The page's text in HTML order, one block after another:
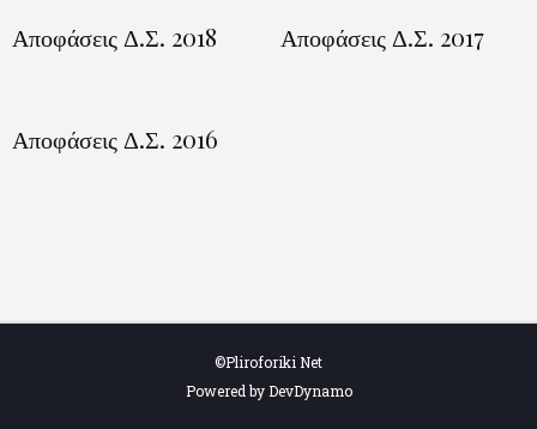
Αποφάσεις Δ.Σ. 2018 Αποφάσεις Δ.Σ. 2017
Αποφάσεις Δ.Σ. 2016
©Pliroforiki Net
Powered by DevDynamo